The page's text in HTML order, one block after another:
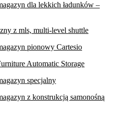
dla lekkich ładunków –
z mls, multi-level shuttle
pionowy Cartesio
Automatic Storage
specjalny
z konstrukcją samonośną